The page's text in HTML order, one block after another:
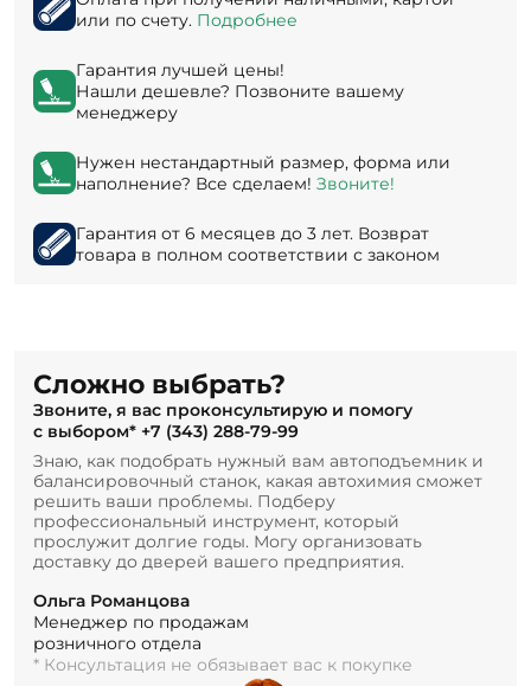
или по счету. Подробнее
Гарантия лучшей цены!
Нашли дешевле? Позвоните вашему
менеджеру
Нужен нестандартный размер, форма или
наполнение? Все сделаем! Звоните!
Гарантия от 6 месяцев до 3 лет. Возврат
товара в полном соответствии с законом
Сложно выбрать?
Звоните, я вас проконсультирую и помогу
с выбором* +7 (343) 288-79-99
Знаю, как подобрать нужный вам автоподъемник и
балансировочный станок, какая автохимия сможет
решить ваши проблемы. Подберу
профессиональный инструмент, который
прослужит долгие годы. Могу организовать
доставку до дверей вашего предприятия.
Ольга Романцова
Менеджер по продажам
розничного отдела
* Консультация не обязывает вас к покупке